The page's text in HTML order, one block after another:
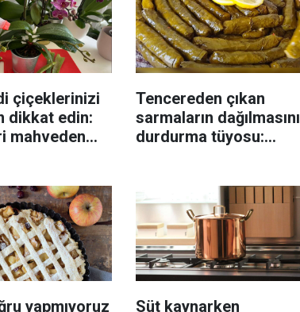
çiçeklerinizi
dikkat edin:
mahveden
Tencereden çıkan
sarmaların dağılmasını
durdurma tüyosu:
yapmıyoruz
Süt kaynarken